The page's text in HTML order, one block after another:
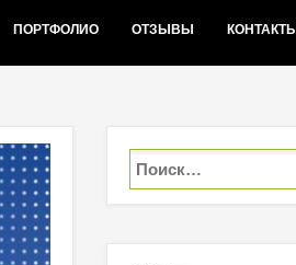
ПОРТФОЛИО ОТЗЫВЫ КОНТАКТЫ